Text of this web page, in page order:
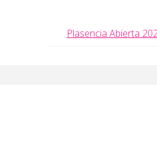
Plasencia Abierta